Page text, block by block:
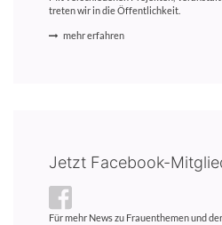
treten wir in die Öffentlichkeit.
mehr erfahren
Jetzt Facebook-
Für mehr News zu Frauenthemen und